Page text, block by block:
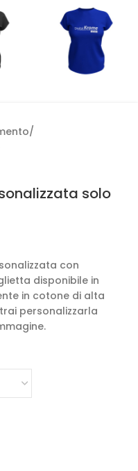
/
solo
con
disponibile in
in cotone di alta
personalizzarla